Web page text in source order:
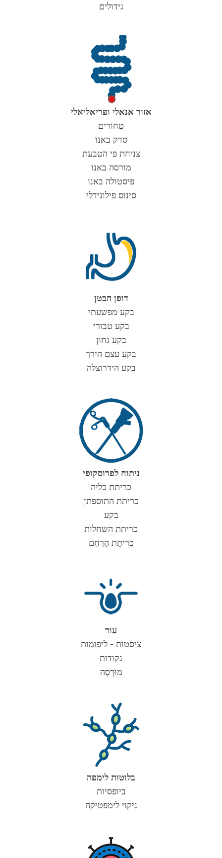
גידולים
אזור אנאלי ופריאליאלי
טְחוֹרִים
סדק באנו
צניחת פי הטבעת
מורסה באנו
פיסטולה באנו
סינוס פילונידלי
דופן הבטן
בקע מפשעתי
בקע טבורי
בקע גחון
בקע עצם הירך
בקע הידרוצלה
ניתוח לפרוסקופי
כריתת כליה
כריתת התוספתן
בקע
כריתת השחלות
כְּרִיתַת הַרֶחֶם
עור
ציסטות - ליפומות
נקודות
מוּרְסָה
בלוטות לימפה
ביופסיות
ניקוי לימפטיקה